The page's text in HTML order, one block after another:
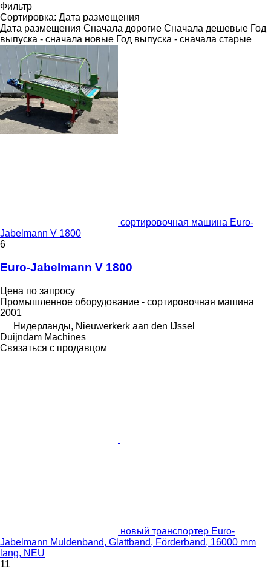
Фильтр
Сортировка: Дата размещения
Дата размещения Сначала дорогие Сначала дешевые Год
выпуска - сначала новые Год выпуска - сначала старые
сортировочная машина Euro-
Jabelmann V 1800
6
Euro-Jabelmann V 1800
Цена по запросу
Промышленное оборудование - сортировочная машина
2001
Нидерланды, Nieuwerkerk aan den IJssel
Duijndam Machines
Связаться с продавцом
новый транспортер Euro-
Jabelmann Muldenband, Glattband, Förderband, 16000 mm
lang, NEU
11